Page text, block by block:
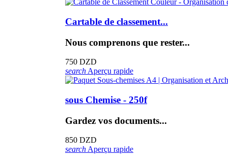
Cartable de classement...
Nous comprenons que rester...
750 DZD
search Aperçu rapide
sous Chemise - 250f
Gardez vos documents...
850 DZD
search Aperçu rapide